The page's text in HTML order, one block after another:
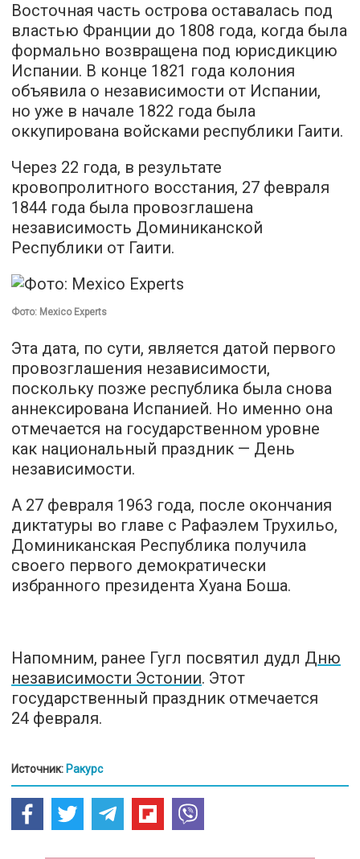
Восточная часть острова оставалась под
властью Франции до 1808 года, когда была
формально возвращена под юрисдикцию
Испании. В конце 1821 года колония
объявила о независимости от Испании,
но уже в начале 1822 года была
оккупирована войсками республики Гаити.
Через 22 года, в результате
кровопролитного восстания, 27 февраля
1844 года была провозглашена
независимость Доминиканской
Республики от Гаити.
Фото: Mexico Experts
Эта дата, по сути, является датой первого
провозглашения независимости,
поскольку позже республика была снова
аннексирована Испанией. Но именно она
отмечается на государственном уровне
как национальный праздник — День
независимости.
А 27 февраля 1963 года, после окончания
диктатуры во главе с Рафаэлем Трухильо,
Доминиканская Республика получила
своего первого демократически
избранного президента Хуана Боша.
Напомним, ранее Гугл посвятил дудл Дню
независимости Эстонии. Этот
государственный праздник отмечается
24 февраля.
Источник: Ракурс